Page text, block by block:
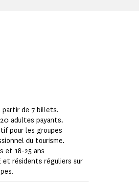
partir de 7 billets.
adultes payants.
pour les groupes
du tourisme.
et 18-25 ans
et résidents réguliers sur